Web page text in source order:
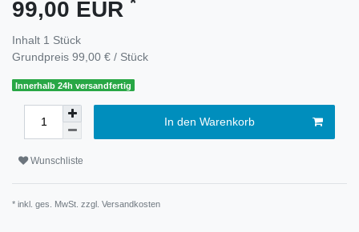
99,00 EUR
Inhalt 1 Stück
Grundpreis 99,00 € / Stück
Innerhalb 24h versandfertig
In den Warenkorb
Wunschliste
* inkl. ges. MwSt. zzgl. Versandkosten